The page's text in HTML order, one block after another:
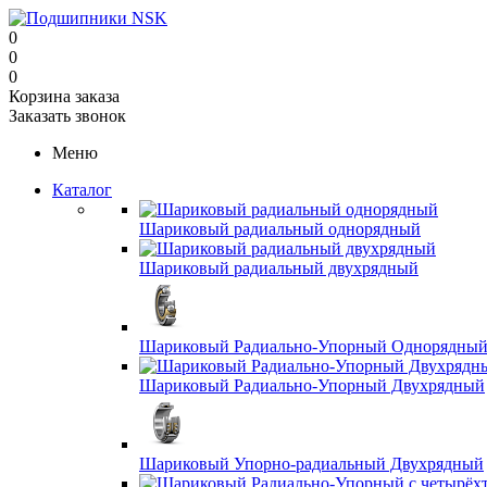
0
0
0
Корзина заказа
Заказать звонок
Меню
Каталог
Шариковый радиальный однорядный
Шариковый радиальный двухрядный
Шариковый Радиально-Упорный Однорядный
Шариковый Радиально-Упорный Двухрядный
Шариковый Упорно-радиальный Двухрядный